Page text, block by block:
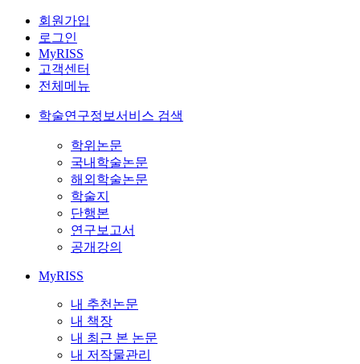
회원가입
로그인
MyRISS
고객센터
전체메뉴
학술연구정보서비스 검색
학위논문
국내학술논문
해외학술논문
학술지
단행본
연구보고서
공개강의
MyRISS
내 추천논문
내 책장
내 최근 본 논문
내 저작물관리